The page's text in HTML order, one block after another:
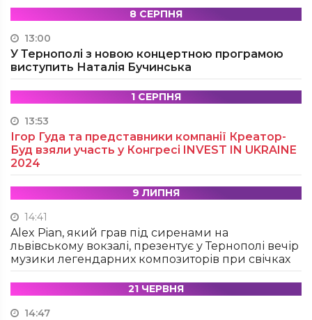
8 СЕРПНЯ
13:00
У Тернополі з новою концертною програмою
виступить Наталія Бучинська
1 СЕРПНЯ
13:53
Ігор Гуда та представники компанії Креатор-
Буд взяли участь у Конгресі INVEST IN UKRAINE
2024
9 ЛИПНЯ
14:41
Alex Pian, який грав під сиренами на
львівському вокзалі, презентує у Тернополі вечір
музики легендарних композиторів при свічках
21 ЧЕРВНЯ
14:47